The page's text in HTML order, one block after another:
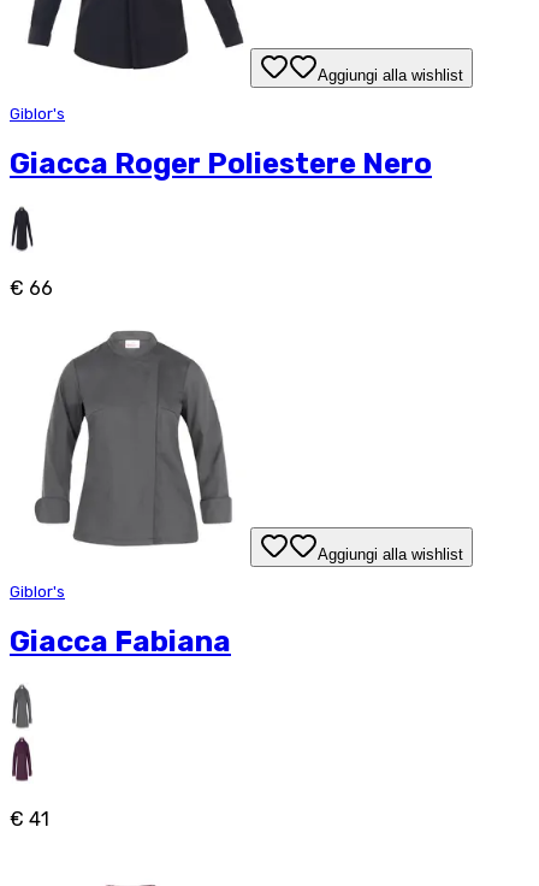
Aggiungi alla wishlist
Giblor's
Giacca Roger Poliestere Nero
€ 66
Aggiungi alla wishlist
Giblor's
Giacca Fabiana
€ 41